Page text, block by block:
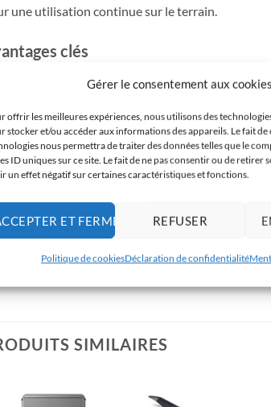
Gérer le consentement aux cookies
offrir les meilleures expériences, nous utilisons des
stocker et/ou accéder aux informations des appareils. Le fait de
nous permettra de traiter des données telles que le
ID uniques sur ce site. Le fait de ne pas consentir ou de retirer
un effet négatif sur certaines caractéristiques et fonctions.
ET FERMER REFUSER
Politique de cookiesDéclaration de confidentialité
une utilisation continue sur le terrain.
clés
Contrôle précis de la caméra
Compatibilité CrystalSky
personnalisables
de transmission optimisée
noter que certains exemplaires peuvent
en rien la performance de la
SIMILAIRES